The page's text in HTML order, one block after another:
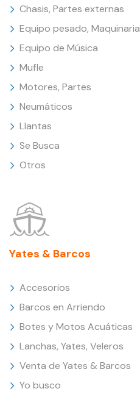
Chasis, Partes externas
Equipo pesado, Maquinaria
Equipo de Música
Mufle
Motores, Partes
Neumáticos
Llantas
Se Busca
Otros
Yates & Barcos
Accesorios
Barcos en Arriendo
Botes y Motos Acuáticas
Lanchas, Yates, Veleros
Venta de Yates & Barcos
Yo busco